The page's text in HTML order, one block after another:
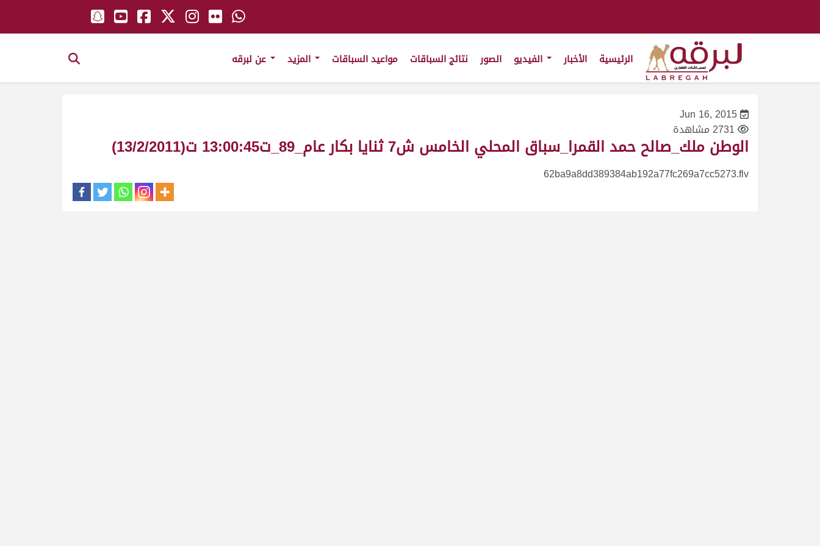
الرئيسية الأخبار الصور نتائج السباقات مواعيد السباقات
Jun 16, 2015
2731 مشاهدة
الوطن ملك_صالح حمد القمرا_سباق المحلي الخامس ش7 ثنايا بكار عام_89_ت13:00:45 ت(13/2/2011)
62ba9a8dd389384ab192a77fc269a7cc5273.flv